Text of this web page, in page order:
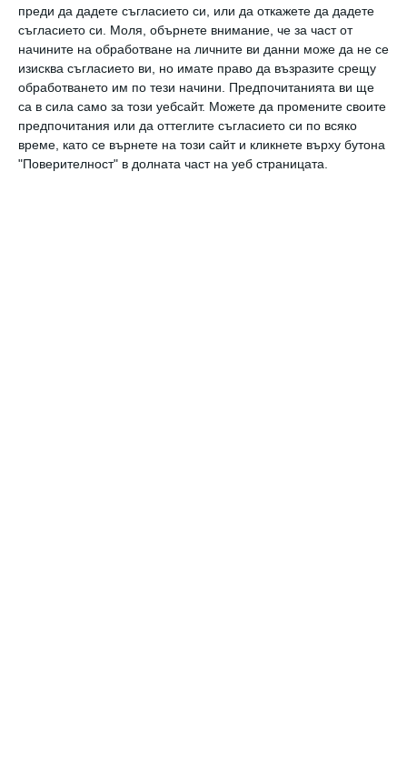
преди да дадете съгласието си, или да откажете да дадете
съгласието си.
Моля, обърнете внимание, че за част от
начините на обработване на личните ви данни може да не се
изисква съгласието ви, но имате право да възразите срещу
обработването им по тези начини. Предпочитанията ви ще
са в сила само за този уебсайт. Можете да промените своите
предпочитания или да оттеглите съгласието си по всяко
време, като се върнете на този сайт и кликнете върху бутона
"Поверителност" в долната част на уеб страницата.